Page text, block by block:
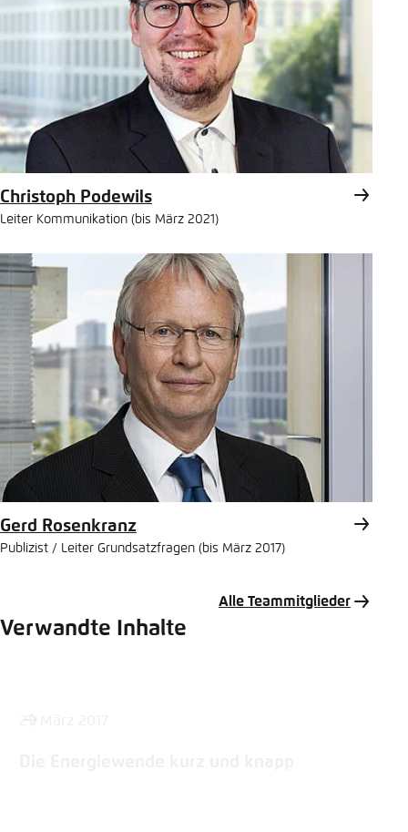
Christoph Podewils
Leiter Kommunikation (bis März 2021)
Gerd Rosenkranz
Publizist / Leiter Grundsatzfragen (bis März 2017)
Alle Teammitglieder
Verwandte Inhalte